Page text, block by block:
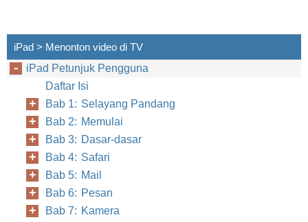
iPad > Menonton video di TV
iPad Petunjuk Pengguna
Daftar Isi
Bab 1: Selayang Pandang
Bab 2: Memulai
Bab 3: Dasar-dasar
Bab 4: Safari
Bab 5: Mail
Bab 6: Pesan
Bab 7: Kamera